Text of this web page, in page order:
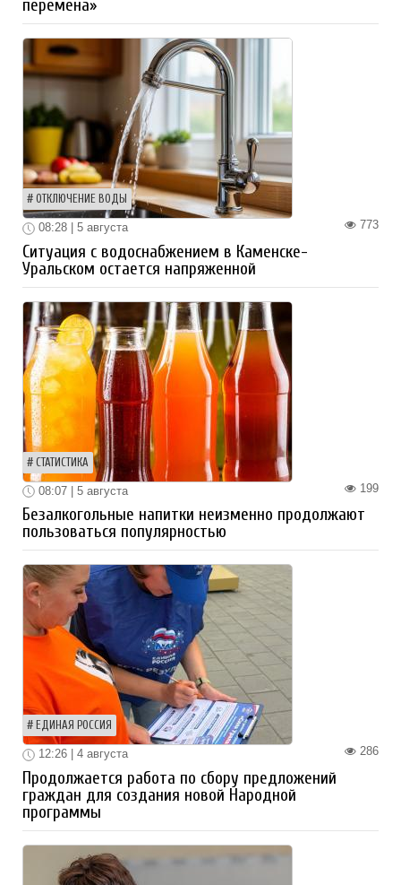
перемена»
ОТКЛЮЧЕНИЕ ВОДЫ
773
08:28 | 5 августа
Ситуация с водоснабжением в Каменске-
Уральском остается напряженной
СТАТИСТИКА
199
08:07 | 5 августа
Безалкогольные напитки неизменно продолжают
пользоваться популярностью
ЕДИНАЯ РОССИЯ
286
12:26 | 4 августа
Продолжается работа по сбору предложений
граждан для создания новой Народной
программы